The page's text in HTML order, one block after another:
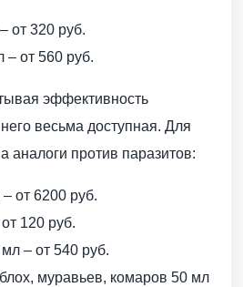
от 320 руб.
от 560 руб.
эффективность
весьма доступная. Для
аналоги против паразитов:
– от 6200 руб.
120 руб.
– от 540 руб.
блох, муравьев, комаров 50 мл